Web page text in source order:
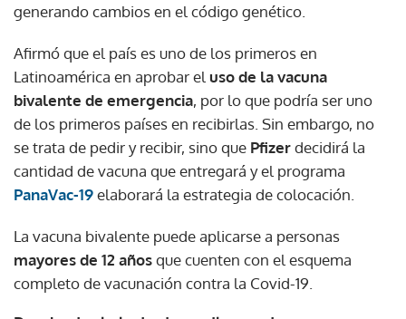
generando cambios en el código genético.
Afirmó que el país es uno de los primeros en
Latinoamérica en aprobar el uso de la vacuna
bivalente de emergencia, por lo que podría ser uno
de los primeros países en recibirlas. Sin embargo, no
se trata de pedir y recibir, sino que Pfizerdecidirá la
cantidad de vacuna que entregará y el programa
PanaVac-19elaborará la estrategia de colocación.
La vacuna bivalente puede aplicarse a personas
mayores de 12 añosque cuenten con el esquema
completo de vacunación contra la Covid-19.